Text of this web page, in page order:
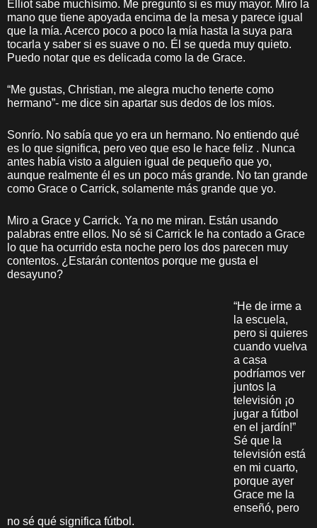
Elliot sabe muchísimo. Me pregunto si es muy mayor. Miro la
mano que tiene apoyada encima de la mesa y parece igual
que la mía. Acerco poco a poco la mía hasta la suya para
tocarla y saber si es suave o no. Él se queda muy quieto.
Puedo notar que es delicada como la de Grace.
“Me gustas, Christian, me alegra mucho tenerte como
hermano”- me dice sin apartar sus dedos de los míos.
Sonrío. No sabía que yo era un hermano. No entiendo qué
es lo que significa, pero veo que eso le hace feliz . Nunca
antes había visto a alguien igual de pequeño que yo,
aunque realmente él es un poco más grande. No tan grande
como Grace o Carrick, solamente más grande que yo.
Miro a Grace y Carrick. Ya no me miran. Están usando
palabras entre ellos. No sé si Carrick le ha contado a Grace
lo que ha ocurrido esta noche pero los dos parecen muy
contentos. ¿Estarán contentos porque me gusta el
desayuno?
“He de irme a
la escuela,
pero si quieres
cuando vuelva
a casa
podríamos ver
juntos la
televisión ¡o
jugar a fútbol
en el jardín!”
Sé que la
televisión está
en mi cuarto,
porque ayer
Grace me la
enseñó, pero
no sé qué significa fútbol.